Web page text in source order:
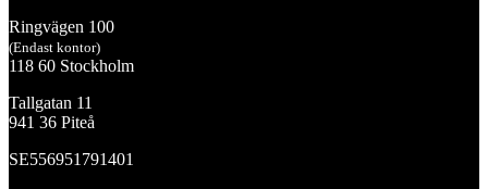
Ringvägen 100
(Endast kontor)
118 60 Stockholm
Tallgatan 11
941 36 Piteå
SE556951791401